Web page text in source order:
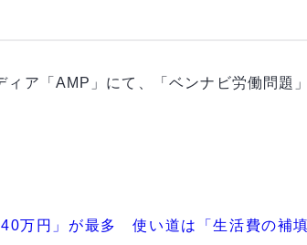
ア「AMP」にて、「ベンナビ労働問題
万円」が最多 使い道は「生活費の補